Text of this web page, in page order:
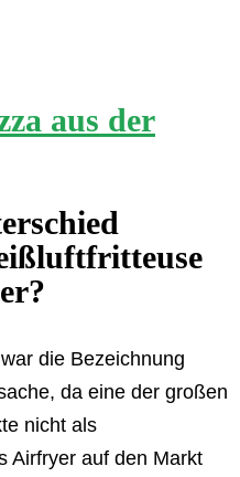
aus der
die Bezeichnung
da eine der großen
nicht als
Airfryer auf den Markt